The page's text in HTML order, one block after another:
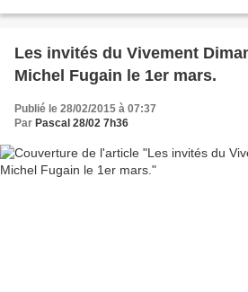
Les invités du Vivement
Michel Fugain le 1er mars.
Publié le 28/02/2015 à 07:37
Par Pascal 28/02 7h36